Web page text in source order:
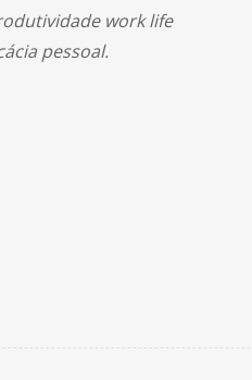
work life
pessoal.